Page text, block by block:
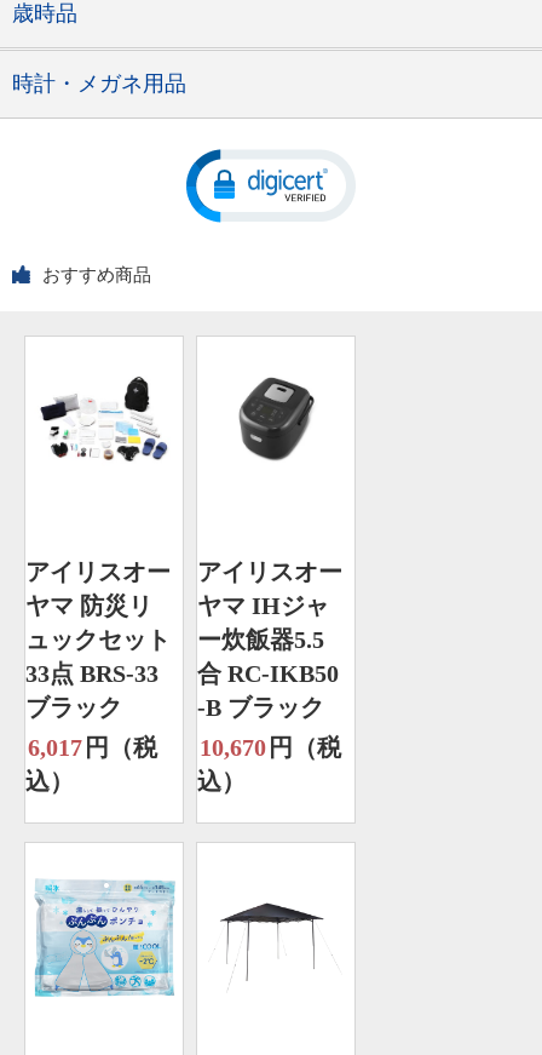
歳時品
時計・メガネ用品
おすすめ商品
アイリスオー
ヤマ 防災リ
ュックセット
33点 BRS-33
ブラック
6,017 円（税
込）
アイリスオー
ヤマ IHジャ
ー炊飯器5.5
合 RC-IKB50
-B ブラック
10,670 円（税
込）